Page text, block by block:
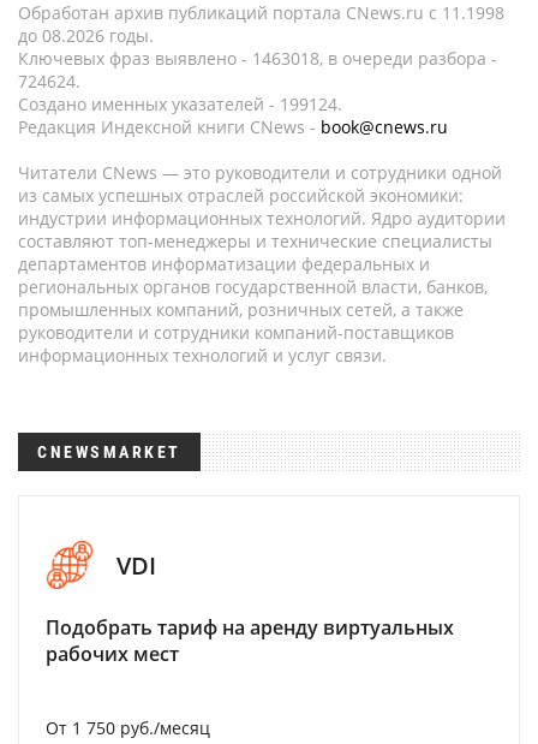
Обработан архив публикаций портала CNews.ru c 11.1998
до 08.2026 годы.
Ключевых фраз выявлено - 1463018, в очереди разбора -
724624.
Создано именных указателей - 199124.
Редакция Индексной книги CNews - book@cnews.ru
Читатели CNews — это руководители и сотрудники одной
из самых успешных отраслей российской экономики:
индустрии информационных технологий. Ядро аудитории
составляют топ-менеджеры и технические специалисты
департаментов информатизации федеральных и
региональных органов государственной власти, банков,
промышленных компаний, розничных сетей, а также
руководители и сотрудники компаний-поставщиков
информационных технологий и услуг связи.
CNEWSMARKET
VDI
Подобрать тариф на аренду виртуальных
рабочих мест
От 1 750 руб./месяц